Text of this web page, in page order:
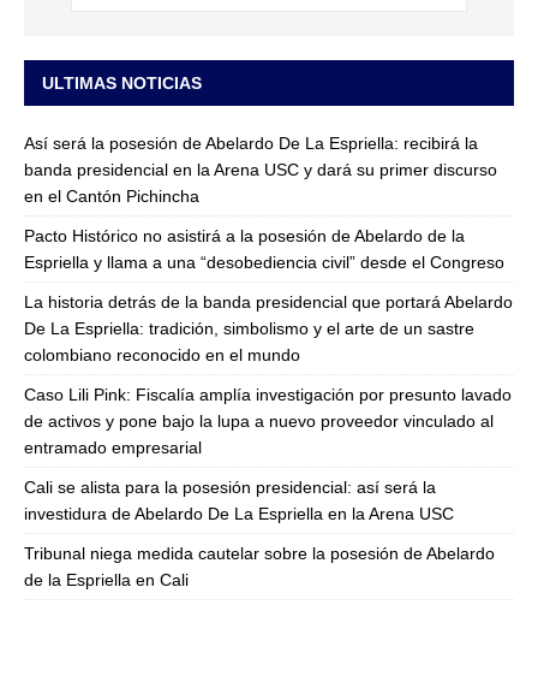
ULTIMAS NOTICIAS
Así será la posesión de Abelardo De La Espriella: recibirá la
banda presidencial en la Arena USC y dará su primer discurso
en el Cantón Pichincha
Pacto Histórico no asistirá a la posesión de Abelardo de la
Espriella y llama a una “desobediencia civil” desde el Congreso
La historia detrás de la banda presidencial que portará Abelardo
De La Espriella: tradición, simbolismo y el arte de un sastre
colombiano reconocido en el mundo
Caso Lili Pink: Fiscalía amplía investigación por presunto lavado
de activos y pone bajo la lupa a nuevo proveedor vinculado al
entramado empresarial
Cali se alista para la posesión presidencial: así será la
investidura de Abelardo De La Espriella en la Arena USC
Tribunal niega medida cautelar sobre la posesión de Abelardo
de la Espriella en Cali